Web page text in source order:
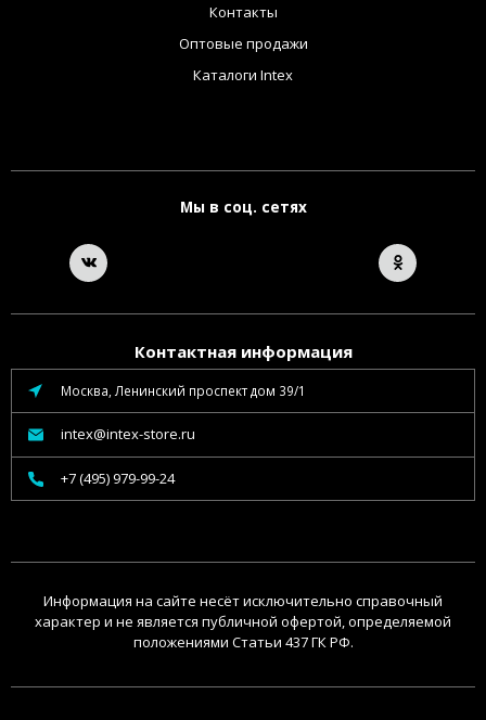
Контакты
Оптовые продажи
Каталоги Intex
Мы в соц. сетях
Контактная информация
Москва, Ленинский проспект дом 39/1
intex@intex-store.ru
+7 (495) 979-99-24
Информация на сайте несёт исключительно справочный
характер и не является публичной офертой, определяемой
положениями Статьи 437 ГК РФ.